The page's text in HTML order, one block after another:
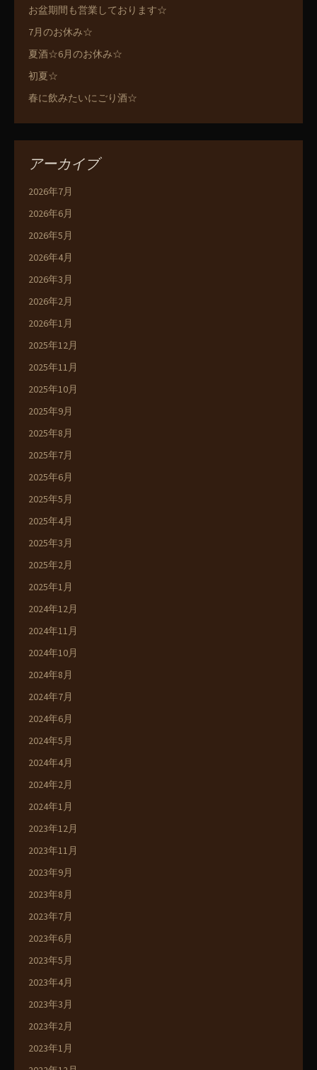
お盆期間も営業しております☆
7月のお休み☆
夏酒☆6月のお休み☆
初夏☆
春に飲みたいにごり酒☆
アーカイブ
2026年7月
2026年6月
2026年5月
2026年4月
2026年3月
2026年2月
2026年1月
2025年12月
2025年11月
2025年10月
2025年9月
2025年8月
2025年7月
2025年6月
2025年5月
2025年4月
2025年3月
2025年2月
2025年1月
2024年12月
2024年11月
2024年10月
2024年8月
2024年7月
2024年6月
2024年5月
2024年4月
2024年2月
2024年1月
2023年12月
2023年11月
2023年9月
2023年8月
2023年7月
2023年6月
2023年5月
2023年4月
2023年3月
2023年2月
2023年1月